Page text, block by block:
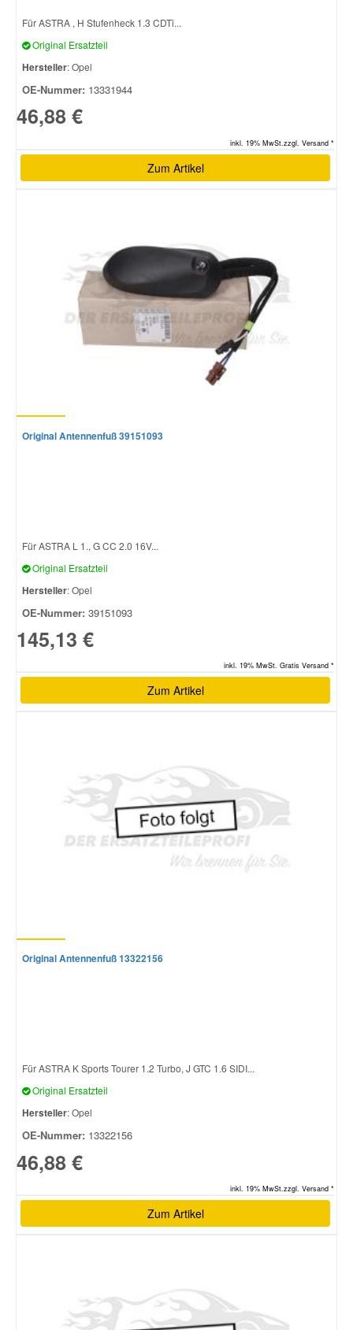
Für ASTRA , H Stufenheck 1.3 CDTi...
Original Ersatzteil
Hersteller: Opel
OE-Nummer: 13331944
46,88 €
inkl. 19% MwSt.zzgl. Versand *
Zum Artikel
Original Antennenfuß 39151093
Für ASTRA L 1., G CC 2.0 16V...
Original Ersatzteil
Hersteller: Opel
OE-Nummer: 39151093
145,13 €
inkl. 19% MwSt. Gratis Versand *
Zum Artikel
Original Antennenfuß 13322156
Für ASTRA K Sports Tourer 1.2 Turbo, J GTC 1.6 SIDI...
Original Ersatzteil
Hersteller: Opel
OE-Nummer: 13322156
46,88 €
inkl. 19% MwSt.zzgl. Versand *
Zum Artikel